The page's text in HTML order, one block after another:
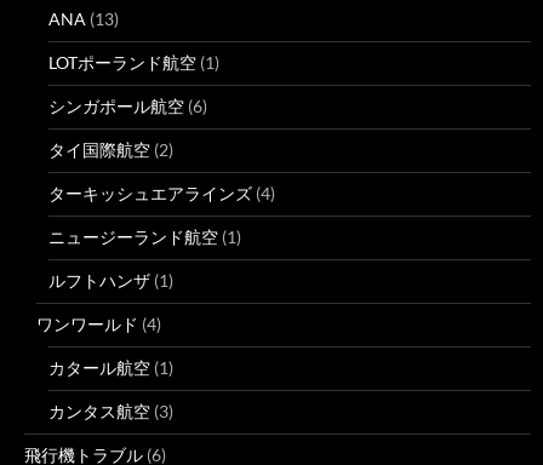
ANA (13)
LOTポーランド航空 (1)
シンガポール航空 (6)
タイ国際航空 (2)
ターキッシュエアラインズ (4)
ニュージーランド航空 (1)
ルフトハンザ (1)
ワンワールド (4)
カタール航空 (1)
カンタス航空 (3)
飛行機トラブル (6)